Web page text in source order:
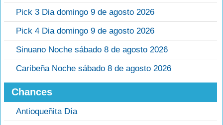
Pick 3 Dia domingo 9 de agosto 2026
Pick 4 Dia domingo 9 de agosto 2026
Sinuano Noche sábado 8 de agosto 2026
Caribeña Noche sábado 8 de agosto 2026
Chances
Antioqueñita Día